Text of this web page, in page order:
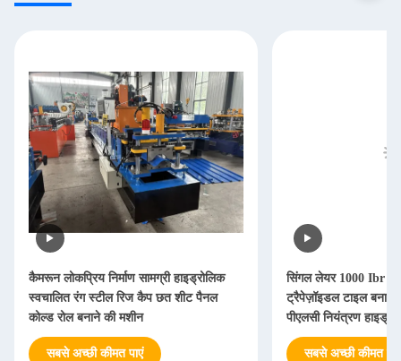
कैमरून लोकप्रिय निर्माण सामग्री हाइड्रोलिक
स्वचालित रंग स्टील रिज कैप छत शीट पैनल
कोल्ड रोल बनाने की मशीन
सबसे अच्छी कीमत पाएं
सिंगल लेयर 1000 Ibr
ट्रैपेज़ॉइडल टाइल बनाने
पीएलसी नियंत्रण
सबसे अच्छी कीमत पाएं